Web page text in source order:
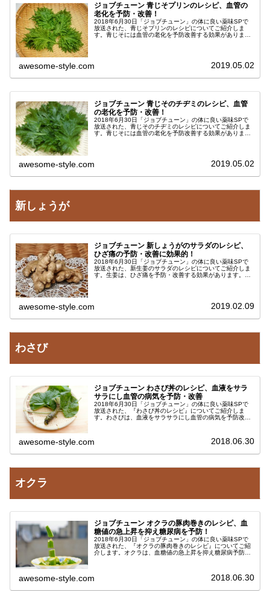
ジョブチューン 青じそプリンのレシピ、血管の
老化を予防・改善！
2018年6月30日「ジョブチューン」の体に良い薬味SPで
放送された、青じそプリンのレシピについてご紹介しま
す。青じそには血管の老化を予防改善する効果がありま
awesome-style.com 2019.05.02
ジョブチューン 青じそのチヂミのレシピ、血管
の老化を予防・改善！
2018年6月30日「ジョブチューン」の体に良い薬味SPで
放送された、青じそのチヂミのレシピについてご紹介しま
す。青じそには血管の老化を予防改善する効果がありま
awesome-style.com 2019.05.02
新しょうが
ジョブチューン 新しょうがのサラダのレシピ、
ひざ痛の予防・改善に効果的！
2018年6月30日「ジョブチューン」の体に良い薬味SPで
放送された、新生姜のサラダのレシピについてご紹介しま
す。生姜は、ひざ痛を予防・改善する効果があります。簡
awesome-style.com 2019.02.09
わさび
ジョブチューン わさび丼のレシピ、血液をサラ
サラにし血管の病気を予防・改善
2018年6月30日「ジョブチューン」の体に良い薬味SPで
放送された、『わさび丼のレシピ』についてご紹介しま
す。わさびは、血液をサラサラにし血管の病気を予防改善
awesome-style.com 2018.06.30
オクラ
ジョブチューン オクラの豚肉巻きのレシピ、血
糖値の急上昇を抑え糖尿病を予防！
2018年6月30日「ジョブチューン」の体に良い薬味SPで
放送された、『オクラの豚肉巻きのレシピ』についてご紹
介します。オクラは、血糖値の急上昇を抑え糖尿病予防を
awesome-style.com 2018.06.30